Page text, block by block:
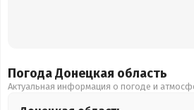
Погода Донецкая область
Актуальная информация о погоде и